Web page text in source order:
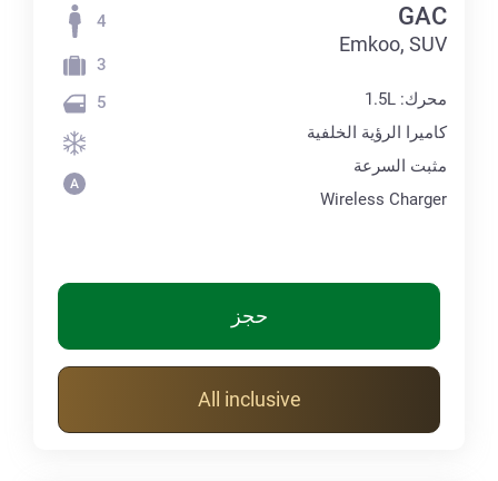
GAC
Emkoo, SUV
محرك: 1.5L
كاميرا الرؤية الخلفية
مثبت السرعة
Wireless Charger
4
3
5
حجز
All inclusive